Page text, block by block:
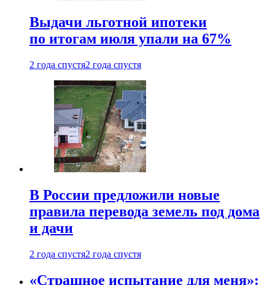
Выдачи льготной ипотеки
по итогам июля упали на 67%
2 года спустя2 года спустя
В России предложили новые
правила перевода земель под дома
и дачи
2 года спустя2 года спустя
«Страшное испытание для меня»: